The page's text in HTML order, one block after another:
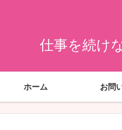
仕事を続け
ホーム お問